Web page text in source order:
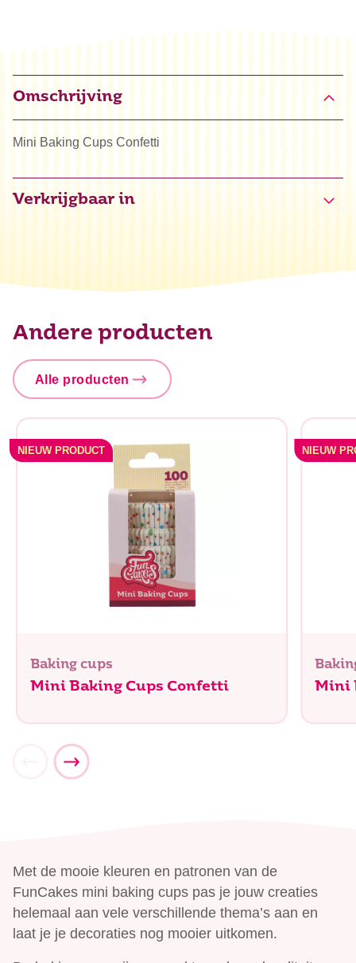
Omschrijving
Mini Baking Cups Confetti
Verkrijgbaar in
Andere producten
Alle producten
NIEUW PRODUCT
Baking cups
Mini Baking Cups Confetti
NIEUW
Mini
Met de mooie kleuren en patronen van de
FunCakes mini baking cups pas je jouw creaties
helemaal aan vele verschillende thema’s aan en
laat je je decoraties nog mooier uitkomen.